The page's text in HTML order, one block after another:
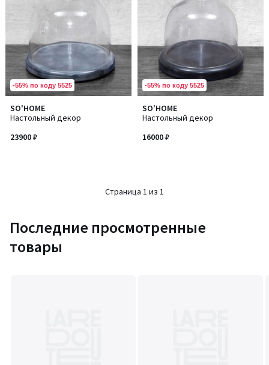
-55% по коду 5525
SO'HOME
Настольный декор
23900 ₽
-55% по коду 5525
SO'HOME
Настольный декор
16000 ₽
Страница 1 из 1
Последние просмотренные
товары